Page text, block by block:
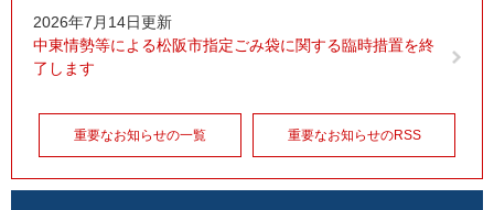
2026年7月14日更新
中東情勢等による松阪市指定ごみ袋に関する臨時措置を終
了します
重要なお知らせの一覧 重要なお知らせのRSS